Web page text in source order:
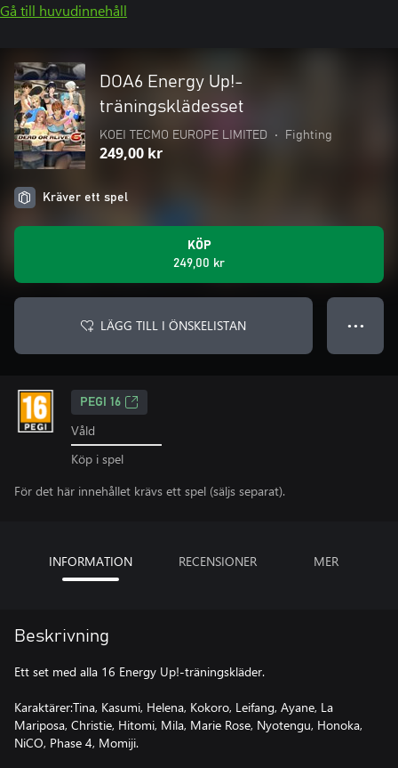
Gå till huvudinnehåll
DOA6 Energy Up!-
träningsklädesset
KOEI TECMO EUROPE LIMITED • Fighting
249,00 kr
Kräver ett spel
KÖP
249,00 kr
LÄGG TILL I ÖNSKELISTAN ● ● ●
PEGI 16
Våld
Köp i spel
För det här innehållet krävs ett spel (säljs separat).
INFORMATION RECENSIONER MER
Beskrivning
Ett set med alla 16 Energy Up!-träningskläder.
Karaktärer:Tina, Kasumi, Helena, Kokoro, Leifang, Ayane, La
Mariposa, Christie, Hitomi, Mila, Marie Rose, Nyotengu, Honoka,
NiCO, Phase 4, Momiji.